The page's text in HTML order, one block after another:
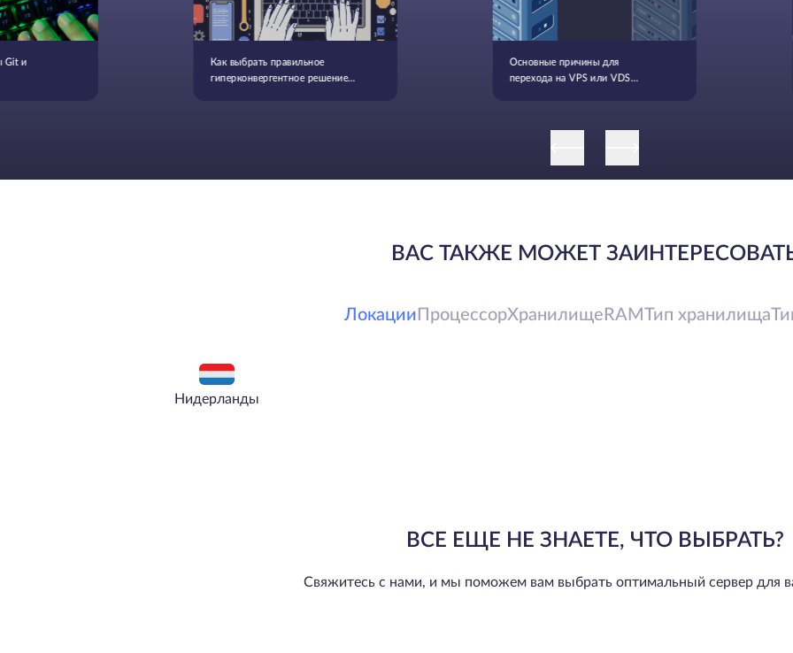
Git и Как выбрать правильное
гиперконвергентное решение
Основные причины для
перехода на VPS или VDS
ВАС ТАКЖЕ МОЖЕТ
Локации ПроцессорХранилище RAM Тип хранилища
Нидерланды
ВСЕ ЕЩЕ НЕ ЗНАЕТЕ, ЧТО ВЫБРАТЬ?
Свяжитесь с нами, и мы поможем вам выбрать оптимальный сервер для